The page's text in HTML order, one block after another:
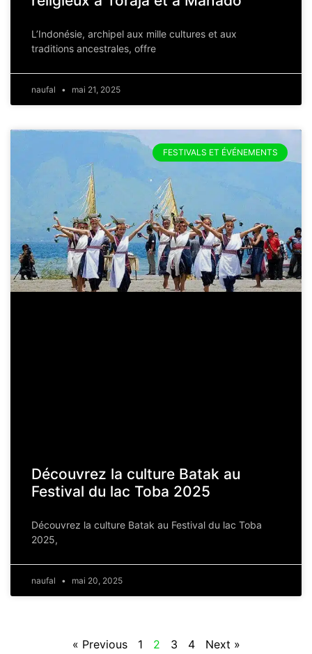
L’Indonésie, archipel aux mille cultures et aux
traditions ancestrales, offre
naufal mai 21, 2025
FESTIVALS ET ÉVÉNEMENTS
Découvrez la culture Batak au
Festival du lac Toba 2025
Découvrez la culture Batak au Festival du lac Toba
2025,
naufal mai 20, 2025
« Previous 1 2 3 4 Next »